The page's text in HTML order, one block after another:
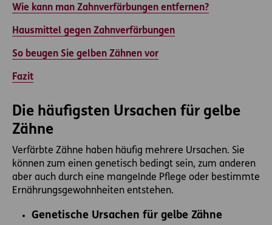
Wie kann man Zahnverfärbungen entfernen?
Hausmittel gegen Zahnverfärbungen
So beugen Sie gelben Zähnen vor
Fazit
Die häufigsten Ursachen für gelbe
Zähne
Verfärbte Zähne haben häufig mehrere Ursachen. Sie
können zum einen genetisch bedingt sein, zum anderen
aber auch durch eine mangelnde Pflege oder bestimmte
Ernährungsgewohnheiten entstehen.
Genetische Ursachen für gelbe Zähne